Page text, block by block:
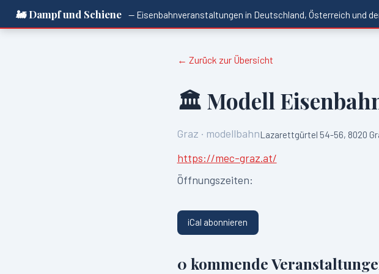
🚂 Dampf und Schiene — Eisenbahnveranstaltungen in Deutschland, Österreich und
← Zurück zur Übersicht
🏛️ Modell
Graz · modellbahnLazarettgürtel 54-56, 8020
https://mec-graz.at/
Öffnungszeiten:
iCal abonnieren
0 kommende